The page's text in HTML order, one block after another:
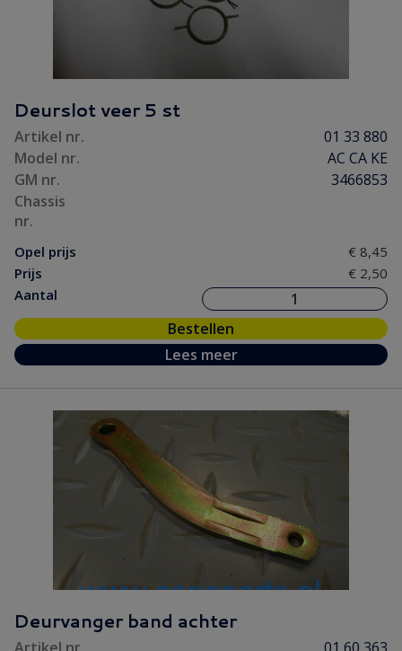
Deurslot veer 5 st
Artikel nr.
01 33 880
Model nr.
AC CA KE
GM nr.
3466853
Chassis
nr.
Opel prijs
€ 8,45
Prijs
€ 2,50
Aantal
Bestellen
Lees meer
Deurvanger band achter